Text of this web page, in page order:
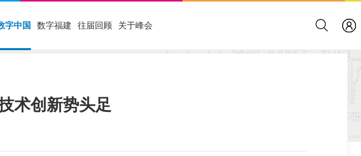
字中国 数字福建 往届回顾 关于峰会
术创新势头足